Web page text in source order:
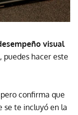
visual
puedes hacer este
confirma que
se te incluyó en la